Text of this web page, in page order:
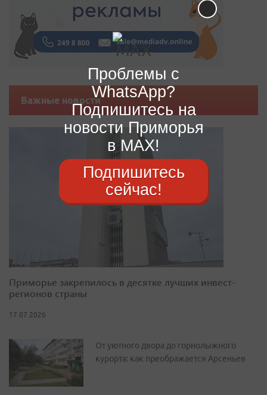
Важные новости
Приморье закрепилось в десятке лучших инвест-
регионов страны
17.07.2026
От уютного двора до горнолыжного
курорта: как преображается Арсеньев
Проблемы с
WhatsApp?
Подпишитесь на
новости Приморья
в MAX!
Подпишитесь
сейчас!